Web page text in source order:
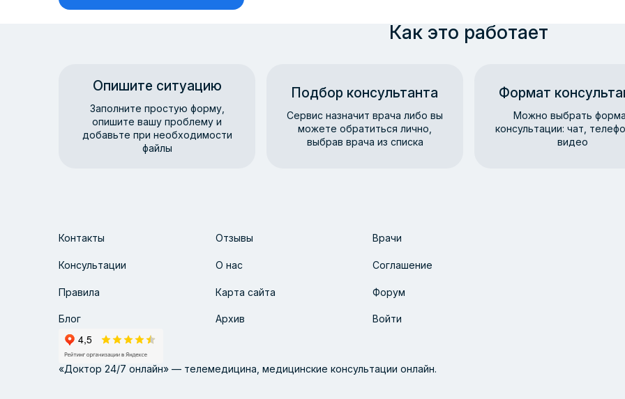
Как это работает
Опишите ситуацию
Заполните простую форму,
опишите вашу проблему и
добавьте при необходимости
файлы
Подбор консультанта
Сервис назначит врача либо вы
можете обратиться лично,
выбрав врача из списка
Формат
Можно выбрать
консультации: чат,
видео
Контакты Отзывы Врачи
Консультации О нас Соглашение
Правила Карта сайта Форум
Блог Архив Войти
«Доктор 24/7 онлайн» — телемедицина, медицинские консультации онлайн.